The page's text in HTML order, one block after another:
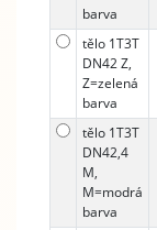
barva
tělo 1T3T
DN42 Z,
Z=zelená
barva
tělo 1T3T
DN42,4
M,
M=modrá
barva